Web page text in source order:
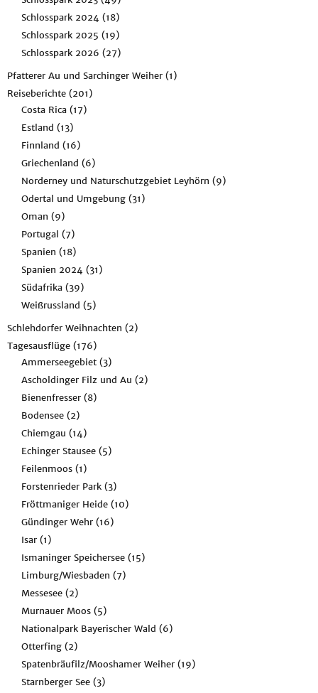
Schlosspark 2024 (18)
Schlosspark 2025 (19)
Schlosspark 2026 (27)
Pfatterer Au und Sarchinger Weiher (1)
Reiseberichte (201)
Costa Rica (17)
Estland (13)
Finnland (16)
Griechenland (6)
Norderney und Naturschutzgebiet Leyhörn (9)
Odertal und Umgebung (31)
Oman (9)
Portugal (7)
Spanien (18)
Spanien 2024 (31)
Südafrika (39)
Weißrussland (5)
Schlehdorfer Weihnachten (2)
Tagesausflüge (176)
Ammerseegebiet (3)
Ascholdinger Filz und Au (2)
Bienenfresser (8)
Bodensee (2)
Chiemgau (14)
Echinger Stausee (5)
Feilenmoos (1)
Forstenrieder Park (3)
Fröttmaniger Heide (10)
Gündinger Wehr (16)
Isar (1)
Ismaninger Speichersee (15)
Limburg/Wiesbaden (7)
Messesee (2)
Murnauer Moos (5)
Nationalpark Bayerischer Wald (6)
Otterfing (2)
Spatenbräufilz/Mooshamer Weiher (19)
Starnberger See (3)